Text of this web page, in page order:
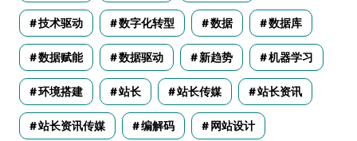
技术驱动 数字化转型 数据 数据库
数据赋能 数据驱动 新趋势 机器学习
环境搭建 站长 站长传媒 站长资讯
站长资讯传媒 编解码 网站设计